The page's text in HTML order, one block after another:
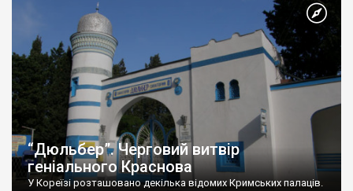
“Дюльбер”. Черговий витвір
геніального Краснова
У Кореїзі розташовано декілька відомих Кримських палаців.